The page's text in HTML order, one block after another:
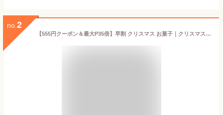
no. 2
【555円クーポン＆最大P35倍】早割 クリスマス お菓子｜クリスマスキスチョコ｜クリスマスギフト チョコレート お菓子 プチギフト 結婚式 徳用 販促品 記念品 個包装 ノベルティ 子供会 会社 企業 景品 お礼 お返し プレゼント ばらまき あす楽